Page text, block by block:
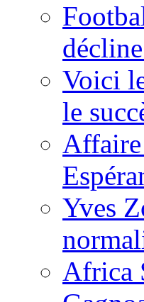
Voici
le
Affaire
Yves
Africa